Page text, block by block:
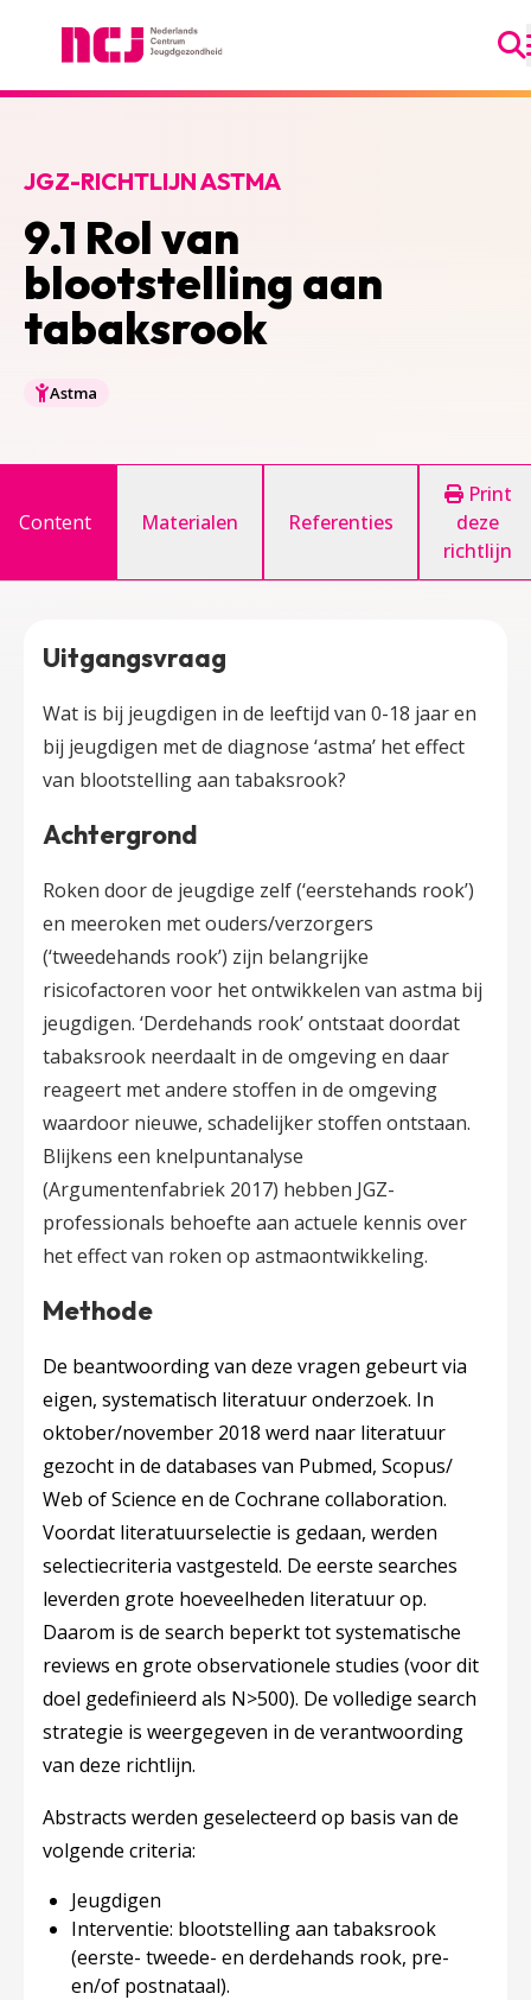
9.1 Rol van
blootstelling aan
tabaksrook
JGZ-RICHTLIJN ASTMA
Astma
Content Materialen Referenties
Print
deze
richtlijn
Uitgangsvraag
Wat is bij jeugdigen in de leeftijd van 0-18 jaar en
bij jeugdigen met de diagnose ‘astma’ het effect
van blootstelling aan tabaksrook?
Achtergrond
Roken door de jeugdige zelf (‘eerstehands rook’)
en meeroken met ouders/verzorgers
(‘tweedehands rook’) zijn belangrijke
risicofactoren voor het ontwikkelen van astma bij
jeugdigen. ‘Derdehands rook’ ontstaat doordat
tabaksrook neerdaalt in de omgeving en daar
reageert met andere stoffen in de omgeving
waardoor nieuwe, schadelijker stoffen ontstaan.
Blijkens een knelpuntanalyse
(Argumentenfabriek 2017) hebben JGZ-
professionals behoefte aan actuele kennis over
het effect van roken op astmaontwikkeling.
Methode
De beantwoording van deze vragen gebeurt via
eigen, systematisch literatuur onderzoek. In
oktober/november 2018 werd naar literatuur
gezocht in de databases van Pubmed, Scopus/
Web of Science en de Cochrane collaboration.
Voordat literatuurselectie is gedaan, werden
selectiecriteria vastgesteld. De eerste searches
leverden grote hoeveelheden literatuur op.
Daarom is de search beperkt tot systematische
reviews en grote observationele studies (voor dit
doel gedefinieerd als N>500). De volledige search
strategie is weergegeven in de verantwoording
van deze richtlijn.
Abstracts werden geselecteerd op basis van de
volgende criteria:
Jeugdigen
Interventie: blootstelling aan tabaksrook
(eerste- tweede- en derdehands rook, pre-
en/of postnataal).